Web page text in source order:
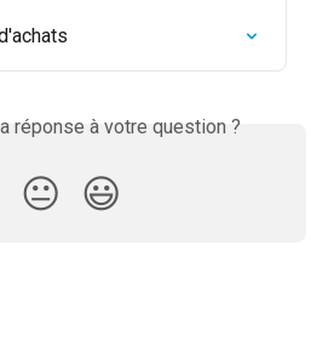
réponse à votre question ?
😐 😃